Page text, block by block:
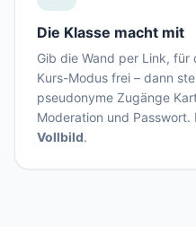
Die Klasse macht mit
Gib die Wand per Link,
Kurs-Modus frei – dann
pseudonyme Zugänge
Moderation und Passwort.
Vollbild.